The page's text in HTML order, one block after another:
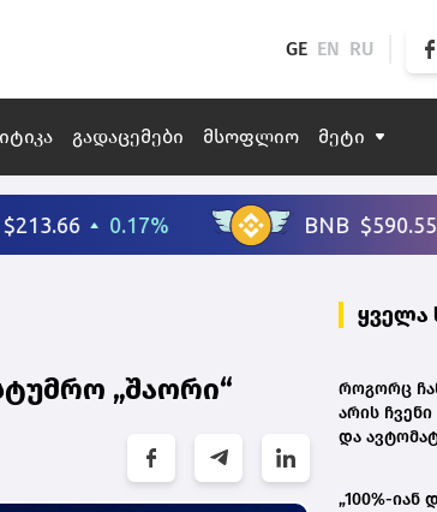
GE EN RU
გადაცემები მსოფლიო მეტი
„შაორი“
ყველა
როგორც
არის
და
„100%-